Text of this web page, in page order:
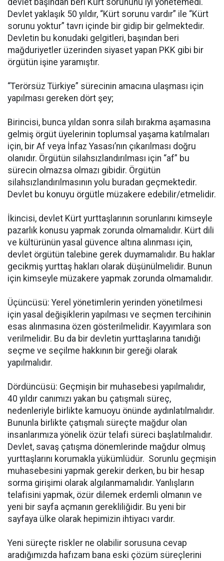
Devlet yaklaşık 50 yıldır, “Kürt sorunu vardır” ile “Kürt
sorunu yoktur” tavrı içinde bir gidip bir gelmektedir.
Devletin bu konudaki gelgitleri, başından beri
mağduriyetler üzerinden siyaset yapan PKK gibi bir
örgütün işine yaramıştır.
“Terörsüz Türkiye” sürecinin amacına ulaşması için
yapılması gereken dört şey;
Birincisi, bunca yıldan sonra silah bırakma aşamasına
gelmiş örgüt üyelerinin toplumsal yaşama katılmaları
için, bir Af veya İnfaz Yasası’nın çıkarılması doğru
olanıdır. Örgütün silahsızlandırılması için “af” bu
sürecin olmazsa olmazı gibidir. Örgütün
silahsızlandırılmasının yolu buradan geçmektedir.
Devlet bu konuyu örgütle müzakere edebilir/etmelidir.
İkincisi, devlet Kürt yurttaşlarının sorunlarını kimseyle
pazarlık konusu yapmak zorunda olmamalıdır. Kürt dili
ve kültürünün yasal güvence altına alınması için,
devlet örgütün talebine gerek duymamalıdır. Bu haklar
gecikmiş yurttaş hakları olarak düşünülmelidir. Bunun
için kimseyle müzakere yapmak zorunda olmamalıdır.
Üçüncüsü: Yerel yönetimlerin yerinden yönetilmesi
için yasal değişiklerin yapılması ve seçmen tercihinin
esas alınmasına özen gösterilmelidir. Kayyımlara son
verilmelidir. Bu da bir devletin yurttaşlarına tanıdığı
seçme ve seçilme hakkının bir gereği olarak
yapılmalıdır.
Dördüncüsü: Geçmişin bir muhasebesi yapılmalıdır,
40 yıldır canımızı yakan bu çatışmalı süreç,
nedenleriyle birlikte kamuoyu önünde aydınlatılmalıdır.
Bununla birlikte çatışmalı süreçte mağdur olan
insanlarımıza yönelik özür telafi süreci başlatılmalıdır.
Devlet, savaş çatışma dönemlerinde mağdur olmuş
yurttaşlarını korumakla yükümlüdür. Sorunlu geçmişin
muhasebesini yapmak gerekir derken, bu bir hesap
sorma girişimi olarak algılanmamalıdır. Yanlışların
telafisini yapmak, özür dilemek erdemli olmanın ve
yeni bir sayfa açmanın gerekliliğidir. Bu yeni bir
sayfaya ülke olarak hepimizin ihtiyacı vardır.
Yeni süreçte riskler ne olabilir sorusuna cevap
aradığımızda hafızam bana eski çözüm süreçlerini